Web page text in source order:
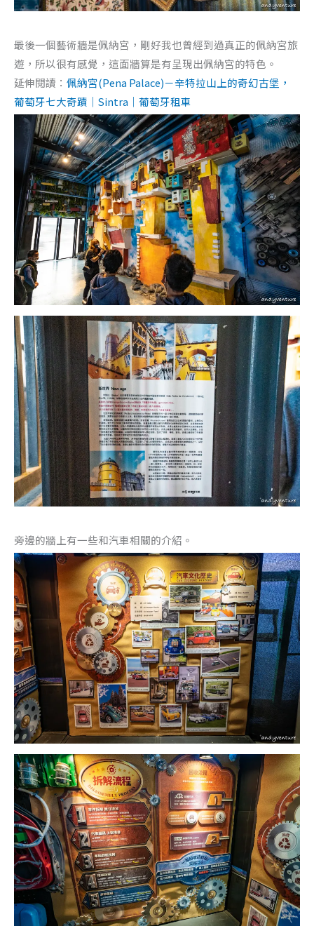
最後一個藝術牆是佩納宮，剛好我也曾經到過真正的佩納宮旅
遊，所以很有感覺，這面牆算是有呈現出佩納宮的特色。
延伸閱讀： 佩納宮(Pena Palace)－辛特拉山上的奇幻古堡，
葡萄牙七大奇蹟｜Sintra｜葡萄牙租車
旁邊的牆上有一些和汽車相關的介紹。